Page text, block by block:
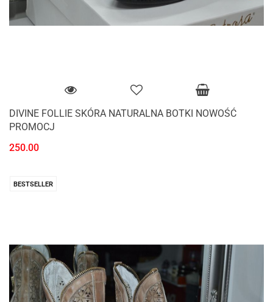
DIVINE FOLLIE SKÓRA NATURALNA BOTKI NOWOŚĆ
PROMOCJ
250.00
BESTSELLER